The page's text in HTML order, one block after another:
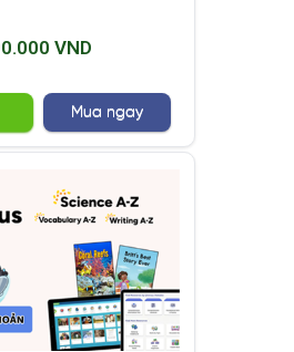
VND
Mua ngay